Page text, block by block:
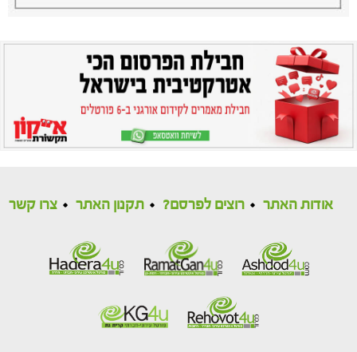
אודות האתר רוצים לפרסם? תקנון האתר צרו קשר